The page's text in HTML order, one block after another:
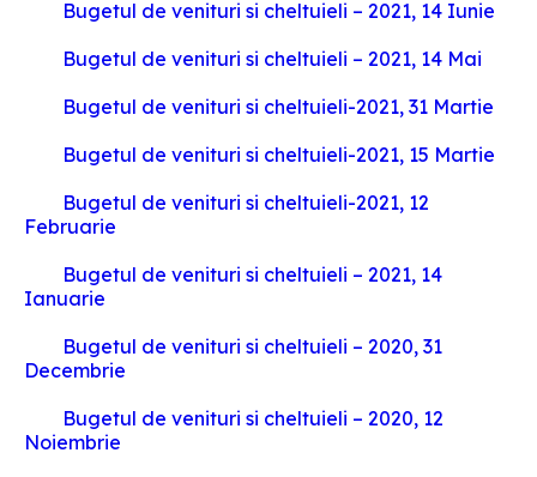
Bugetul de venituri si cheltuieli – 2021, 14 Iunie
Bugetul de venituri si cheltuieli – 2021, 14 Mai
Bugetul de venituri si cheltuieli-2021, 31 Martie
Bugetul de venituri si cheltuieli-2021, 15 Martie
Bugetul de venituri si cheltuieli-2021, 12
Februarie
Bugetul de venituri si cheltuieli – 2021, 14
Ianuarie
Bugetul de venituri si cheltuieli – 2020, 31
Decembrie
Bugetul de venituri si cheltuieli – 2020, 12
Noiembrie